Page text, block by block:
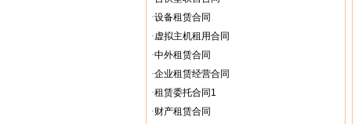
·设备租赁合同
·虚拟主机租用合同
·中外租赁合同
·企业租赁经营合同
·租赁委托合同1
·财产租赁合同